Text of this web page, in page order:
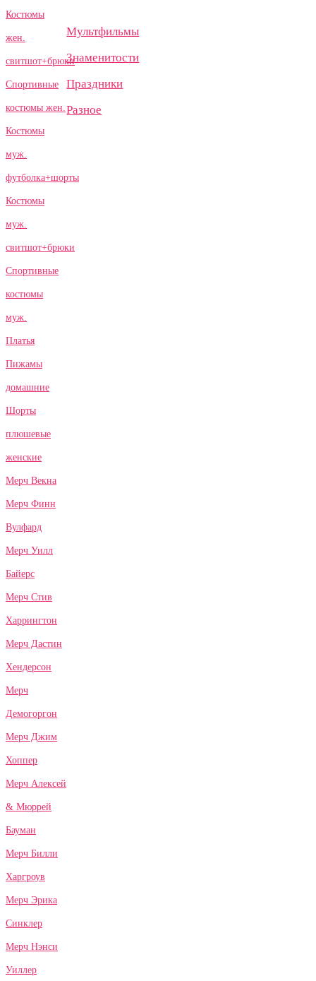
Костюмы
жен.
свитшот+брюки
Спортивные
костюмы жен.
Костюмы
муж.
футболка+шорты
Костюмы
муж.
свитшот+брюки
Спортивные
костюмы
муж.
Платья
Пижамы
домашние
Шорты
плюшевые
женские
Мерч Векна
Мерч Финн
Вулфард
Мерч Уилл
Байерс
Мерч Стив
Харрингтон
Мерч Дастин
Хендерсон
Мерч
Демогоргон
Мерч Джим
Хоппер
Мерч Алексей
& Мюррей
Бауман
Мерч Билли
Харгроув
Мерч Эрика
Синклер
Мерч Нэнси
Уиллер
Мультфильмы
Знаменитости
Праздники
Разное